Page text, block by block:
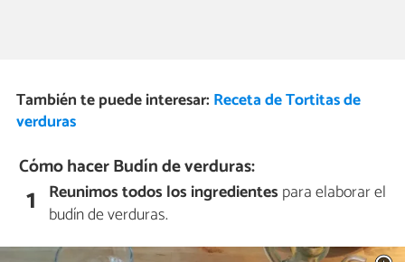
También te puede interesar: Receta de Tortitas de
verduras
Cómo hacer Budín de verduras:
1 Reunimos todos los ingredientes para elaborar el
budín de verduras.